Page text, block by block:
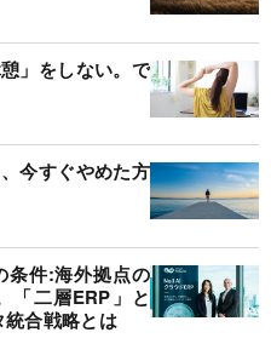
」をしない。で
今すぐやめた方
条件:海外拠点の
「二層ERP」と
統合戦略とは